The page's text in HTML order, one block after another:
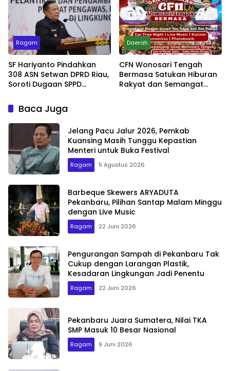
Ragam
SF Hariyanto Pindahkan
308 ASN Setwan DPRD Riau,
Soroti Dugaan SPPD
Daerah
CFN Wonosari Tengah
Bermasa Satukan Hiburan
Rakyat dan Semangat
Baca Juga
Jelang Pacu Jalur 2026, Pemkab
Kuansing Masih Tunggu Kepastian
Menteri untuk Buka Festival
Ragam 5 Agustus 2026
Barbeque Skewers ARYADUTA
Pekanbaru, Pilihan Santap Malam Minggu
dengan Live Music
Ragam 22 Juni 2026
Pengurangan Sampah di Pekanbaru Tak
Cukup dengan Larangan Plastik,
Kesadaran Lingkungan Jadi Penentu
Ragam 22 Juni 2026
Pekanbaru Juara Sumatera, Nilai TKA
SMP Masuk 10 Besar Nasional
Ragam 9 Juni 2026